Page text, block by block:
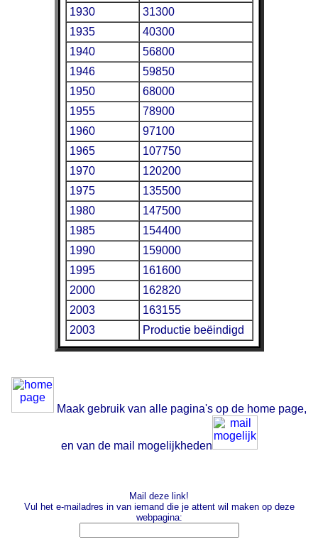
1930
31300
1935
40300
1940
56800
1946
59850
1950
68000
1955
78900
1960
97100
1965
107750
1970
120200
1975
135500
1980
147500
1985
154400
1990
159000
1995
161600
2000
162820
2003
163155
2003
Productie beëindigd
Maak gebruik van alle pagina's op de home page,
en van de mail mogelijkheden
Mail deze link!
Vul het e-mailadres in van iemand die je attent wil maken op deze
webpagina: